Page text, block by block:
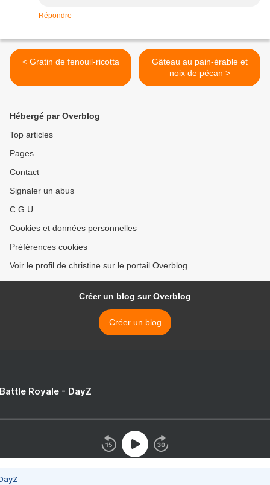
Répondre
< Gratin de fenouil-ricotta
Gâteau au pain-érable et
noix de pécan >
Hébergé par Overblog
Top articles
Pages
Contact
Signaler un abus
C.G.U.
Cookies et données personnelles
Préférences cookies
Voir le profil de christine sur le portail Overblog
Créer un blog sur Overblog
Créer un blog
Royale - DayZ